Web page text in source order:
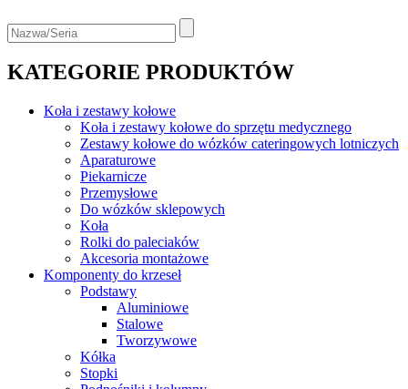
KATEGORIE PRODUKTÓW
Koła i zestawy kołowe
Koła i zestawy kołowe do sprzętu medycznego
Zestawy kołowe do wózków cateringowych lotniczych
Aparaturowe
Piekarnicze
Przemysłowe
Do wózków sklepowych
Koła
Rolki do paleciaków
Akcesoria montażowe
Komponenty do krzeseł
Podstawy
Aluminiowe
Stalowe
Tworzywowe
Kółka
Stopki